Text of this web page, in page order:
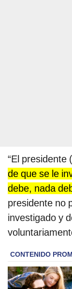
“El presidente (
de que se le
debe, nada
presidente no
investigado y